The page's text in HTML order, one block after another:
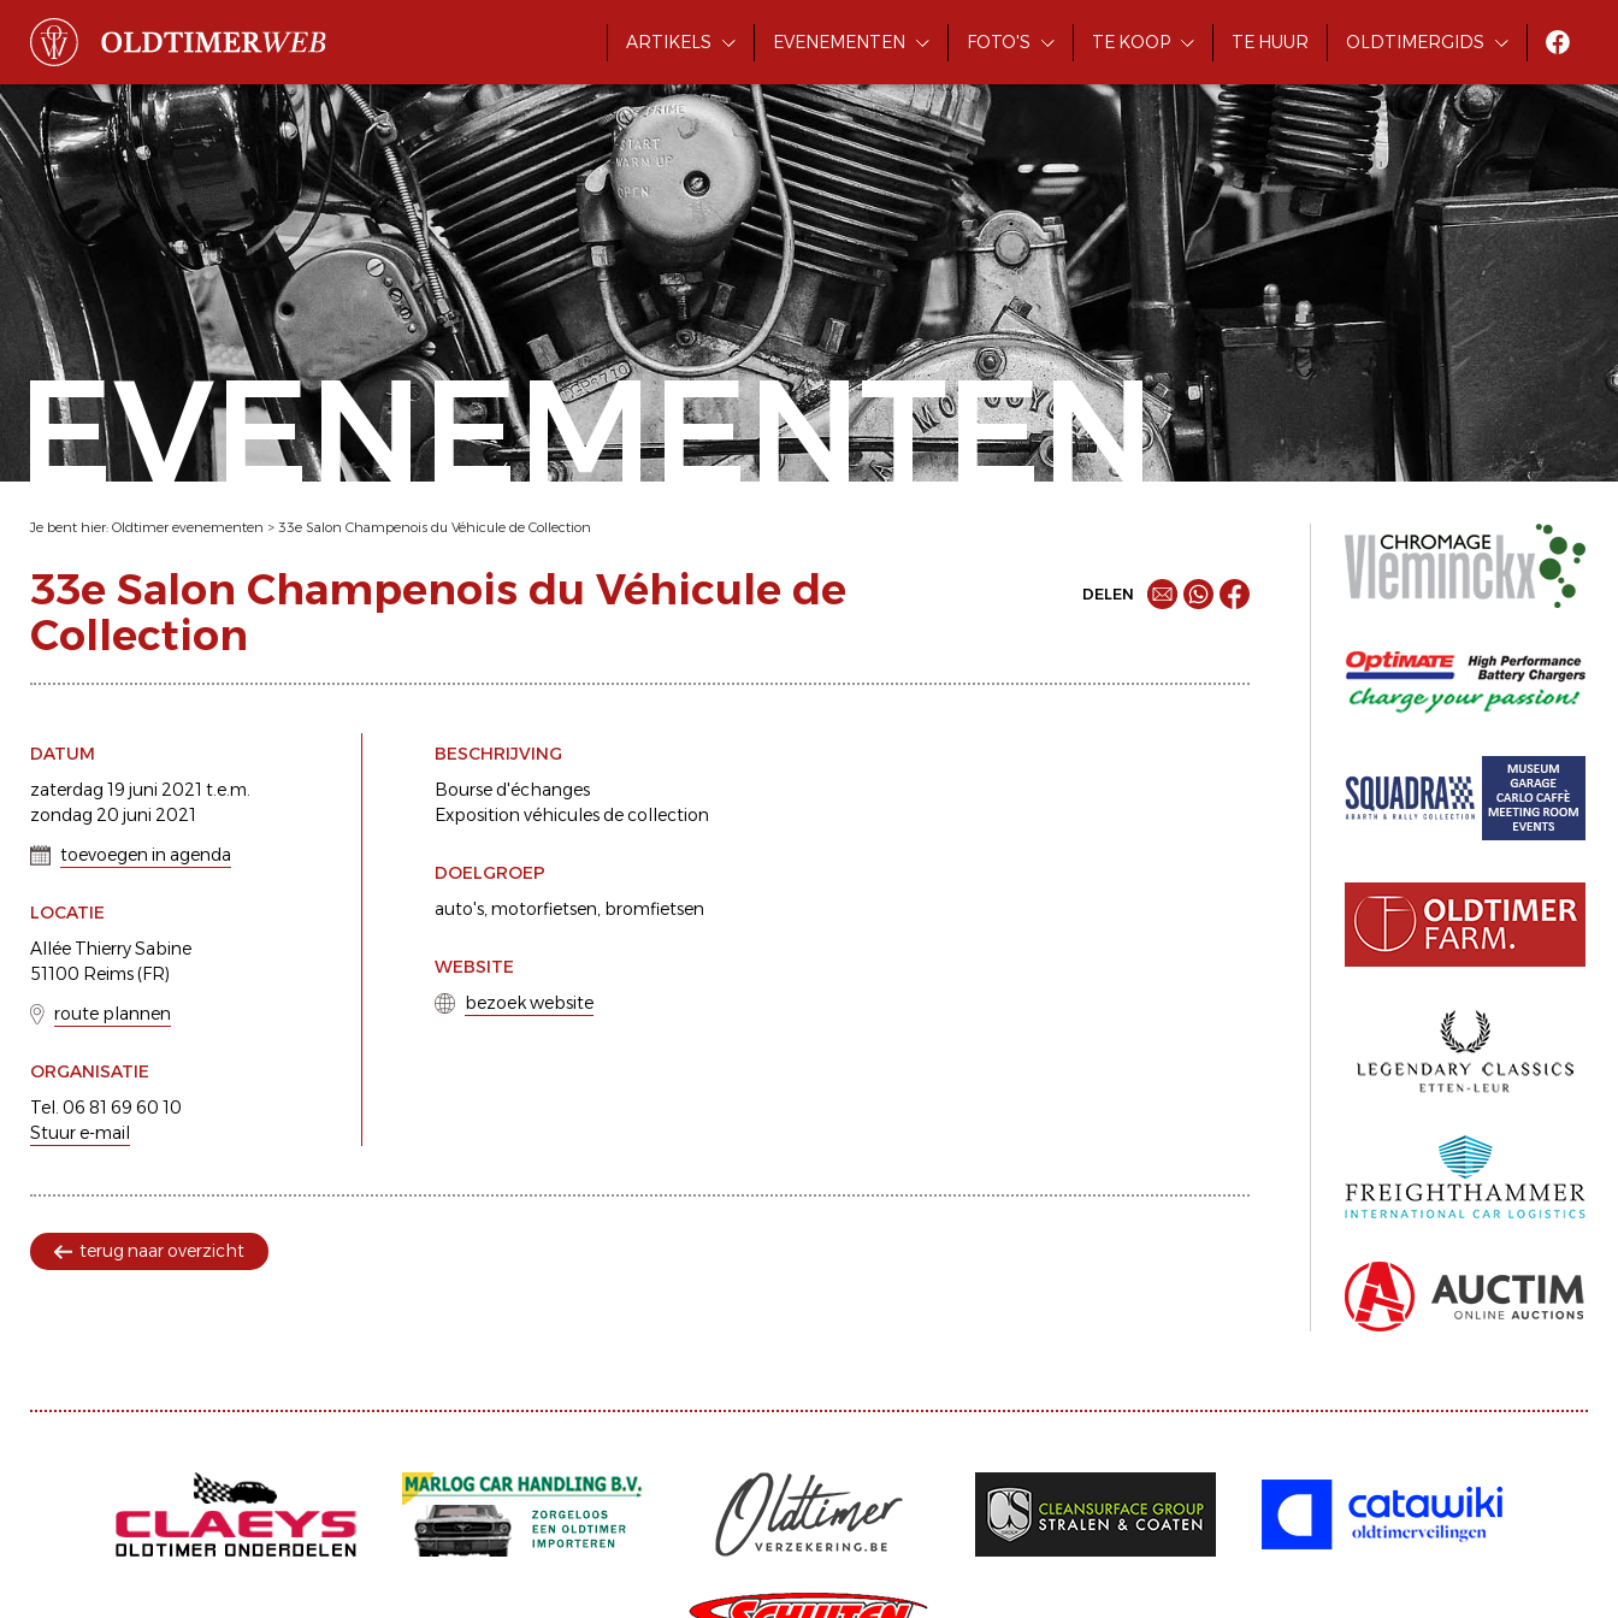
ARTIKELS EVENEMENTEN FOTO'S TE KOOP TE HUUR OLDTIMERGIDS
EVENEMENTEN
Je bent hier: Oldtimer evenementen > 33e Salon Champenois du Véhicule de Collection
33e Salon Champenois du Véhicule de
Collection
DELEN
DATUM
zaterdag 19 juni 2021 t.e.m.
zondag 20 juni 2021
toevoegen in agenda
LOCATIE
Allée Thierry Sabine
51100 Reims (FR)
route plannen
ORGANISATIE
Tel. 06 81 69 60 10
Stuur e-mail
BESCHRIJVING
Bourse d'échanges
Exposition véhicules de collection
DOELGROEP
auto's motorfietsen bromfietsen
WEBSITE
bezoek website
terug naar overzicht